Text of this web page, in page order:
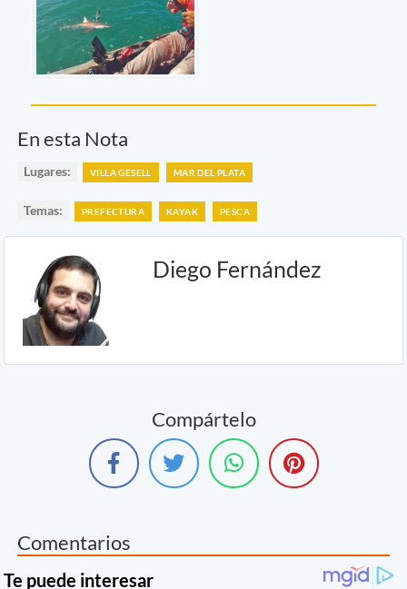
En esta Nota
Lugares: VILLA GESELL MAR DEL PLATA
Temas: PREFECTURA KAYAK PESCA
Diego Fernández
Compártelo
Comentarios